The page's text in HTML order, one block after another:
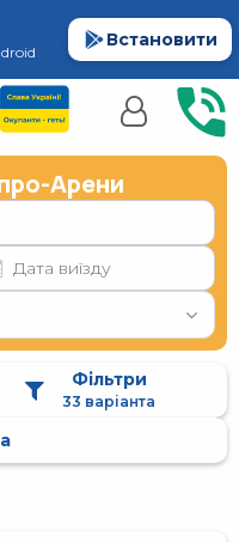
Встановити
Арени
Фільтри
33 варіанта